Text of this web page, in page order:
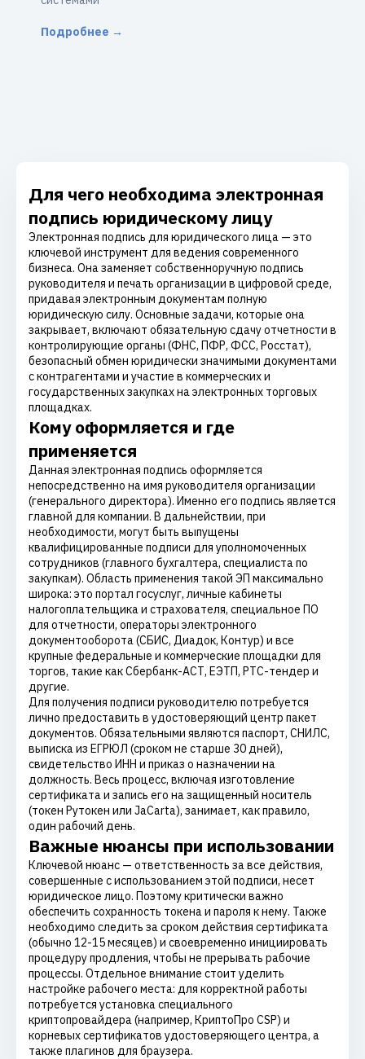
Подробнее →
Для чего необходима электронная
подпись юридическому лицу
Электронная подпись для юридического лица — это
ключевой инструмент для ведения современного
бизнеса. Она заменяет собственноручную подпись
руководителя и печать организации в цифровой среде,
придавая электронным документам полную
юридическую силу. Основные задачи, которые она
закрывает, включают обязательную сдачу отчетности в
контролирующие органы (ФНС, ПФР, ФСС, Росстат),
безопасный обмен юридически значимыми документами
с контрагентами и участие в коммерческих и
государственных закупках на электронных торговых
площадках.
Кому оформляется и где
применяется
Данная электронная подпись оформляется
непосредственно на имя руководителя организации
(генерального директора). Именно его подпись является
главной для компании. В дальнействии, при
необходимости, могут быть выпущены
квалифицированные подписи для уполномоченных
сотрудников (главного бухгалтера, специалиста по
закупкам). Область применения такой ЭП максимально
широка: это портал госуслуг, личные кабинеты
налогоплательщика и страхователя, специальное ПО
для отчетности, операторы электронного
документооборота (СБИС, Диадок, Контур) и все
крупные федеральные и коммерческие площадки для
торгов, такие как Сбербанк-АСТ, ЕЭТП, РТС-тендер и
другие.
Для получения подписи руководителю потребуется
лично предоставить в удостоверяющий центр пакет
документов. Обязательными являются паспорт, СНИЛС,
выписка из ЕГРЮЛ (сроком не старше 30 дней),
свидетельство ИНН и приказ о назначении на
должность. Весь процесс, включая изготовление
сертификата и запись его на защищенный носитель
(токен Рутокен или JaCarta), занимает, как правило,
один рабочий день.
Важные нюансы при использовании
Ключевой нюанс — ответственность за все действия,
совершенные с использованием этой подписи, несет
юридическое лицо. Поэтому критически важно
обеспечить сохранность токена и пароля к нему. Также
необходимо следить за сроком действия сертификата
(обычно 12-15 месяцев) и своевременно инициировать
процедуру продления, чтобы не прерывать рабочие
процессы. Отдельное внимание стоит уделить
настройке рабочего места: для корректной работы
потребуется установка специального
криптопровайдера (например, КриптоПро CSP) и
корневых сертификатов удостоверяющего центра, а
также плагинов для браузера.